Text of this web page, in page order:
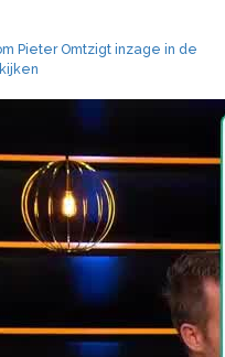
Pieter Omtzigt inzage in de